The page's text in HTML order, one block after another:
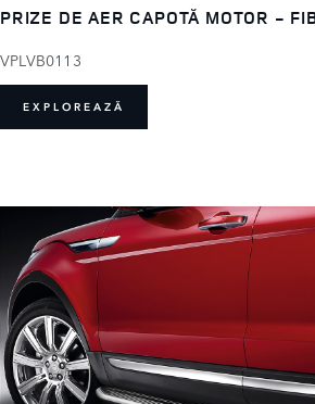
PRIZE DE AER CAPOTĂ MOTOR -
VPLVB0113
EXPLOREAZĂ